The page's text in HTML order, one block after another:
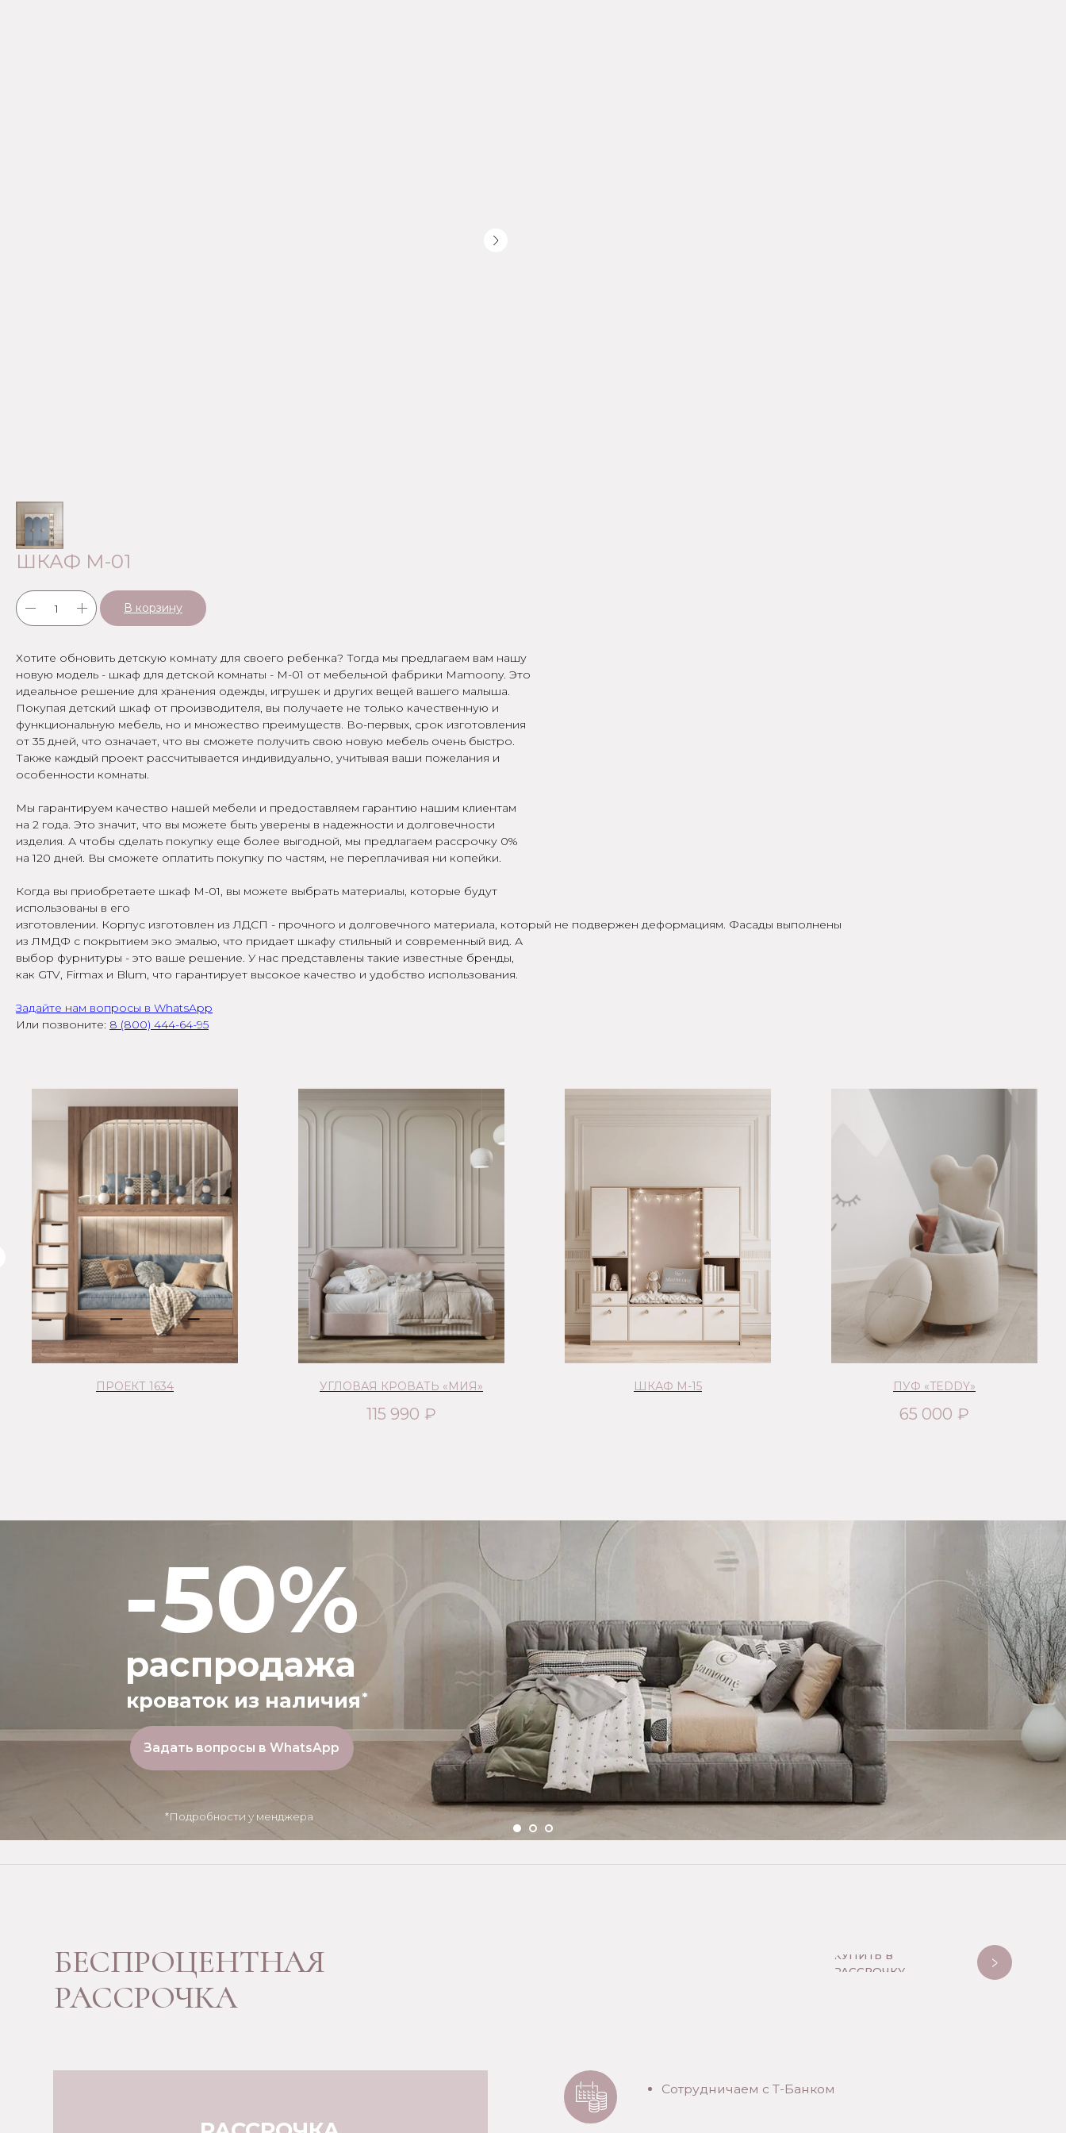
ШКАФ М-01
В корзину
Хотите обновить детскую комнату для своего ребенка? Тогда мы предлагаем вам нашу
новую модель - шкаф для детской комнаты - М-01 от мебельной фабрики Mamoony. Это
идеальное решение для хранения одежды, игрушек и других вещей вашего малыша.
Покупая детский шкаф от производителя, вы получаете не только качественную и
функциональную мебель, но и множество преимуществ. Во-первых, срок изготовления
от 35 дней, что означает, что вы сможете получить свою новую мебель очень быстро.
Также каждый проект рассчитывается индивидуально, учитывая ваши пожелания и
особенности комнаты.
Мы гарантируем качество нашей мебели и предоставляем гарантию нашим клиентам
на 2 года. Это значит, что вы можете быть уверены в надежности и долговечности
изделия. А чтобы сделать покупку еще более выгодной, мы предлагаем рассрочку 0%
на 120 дней. Вы сможете оплатить покупку по частям, не переплачивая ни копейки.
Когда вы приобретаете шкаф М-01, вы можете выбрать материалы, которые будут
использованы в его
изготовлении. Корпус изготовлен из ЛДСП - прочного и долговечного материала, который не подвержен деформациям. Фасады выполнены
из ЛМДФ с покрытием эко эмалью, что придает шкафу стильный и современный вид. А
выбор фурнитуры - это ваше решение. У нас представлены такие известные бренды,
как GTV, Firmax и Blum, что гарантирует высокое качество и удобство использования.
Задайте нам вопросы в WhatsApp
Или позвоните: 8 (800) 444-64-95
ПРОЕКТ 1634 УГЛОВАЯ КРОВАТЬ «МИЯ»
115 990 ₽
ШКАФ М-15 ПУФ «TEDDY»
65 000 ₽
-50%
БЕСПРОЦЕНТНАЯ
РАССРОЧКА
Сотрудничаем с Т-Банком
КУПИТЬ В
РАССРОЧКУ
РАССРОЧКА
0%